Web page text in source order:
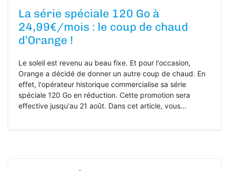
La série spéciale 120 Go à
24,99€/mois : le coup de chaud
d’Orange !
Le soleil est revenu au beau fixe. Et pour l'occasion,
Orange a décidé de donner un autre coup de chaud. En
effet, l'opérateur historique commercialise sa série
spéciale 120 Go en réduction. Cette promotion sera
effective jusqu'au 21 août. Dans cet article, vous...